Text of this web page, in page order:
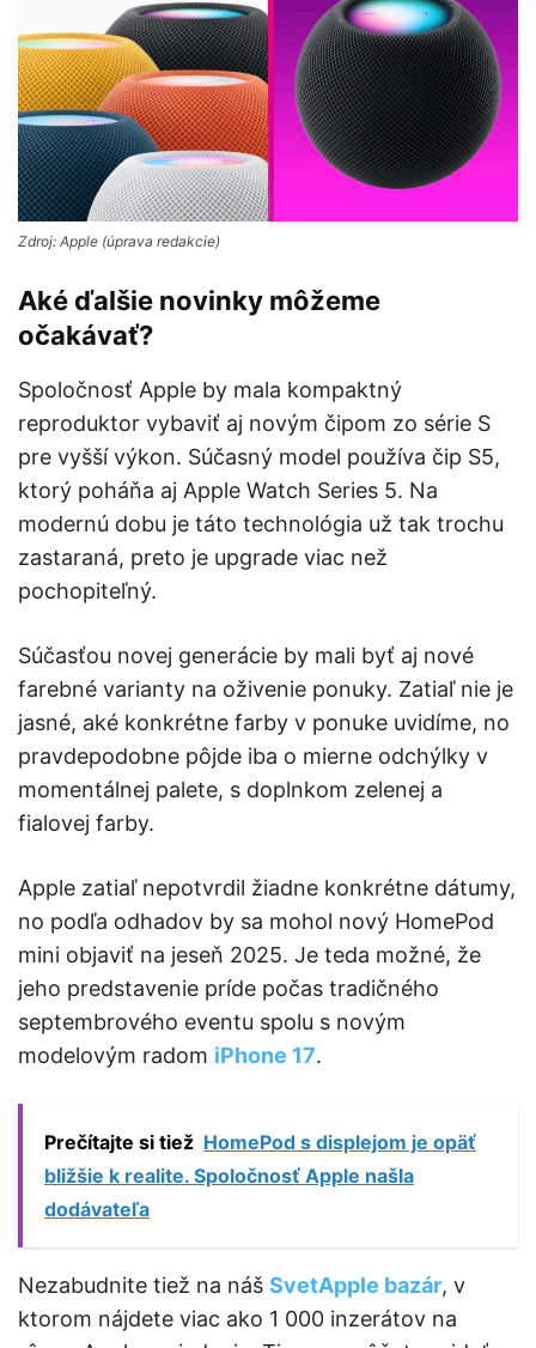
Zdroj: Apple (úprava redakcie)
Aké ďalšie novinky môžeme
očakávať?
Spoločnosť Apple by mala kompaktný
reproduktor vybaviť aj novým čipom zo série S
pre vyšší výkon. Súčasný model používa čip S5,
ktorý poháňa aj Apple Watch Series 5. Na
modernú dobu je táto technológia už tak trochu
zastaraná, preto je upgrade viac než
pochopiteľný.
Súčasťou novej generácie by mali byť aj nové
farebné varianty na oživenie ponuky. Zatiaľ nie je
jasné, aké konkrétne farby v ponuke uvidíme, no
pravdepodobne pôjde iba o mierne odchýlky v
momentálnej palete, s doplnkom zelenej a
fialovej farby.
Apple zatiaľ nepotvrdil žiadne konkrétne dátumy,
no podľa odhadov by sa mohol nový HomePod
mini objaviť na jeseň 2025. Je teda možné, že
jeho predstavenie príde počas tradičného
septembrového eventu spolu s novým
modelovým radom iPhone 17.
Prečítajte si tiež HomePod s displejom je opäť
bližšie k realite. Spoločnosť Apple našla
dodávateľa
Nezabudnite tiež na náš SvetApple bazár, v
ktorom nájdete viac ako 1 000 inzerátov na